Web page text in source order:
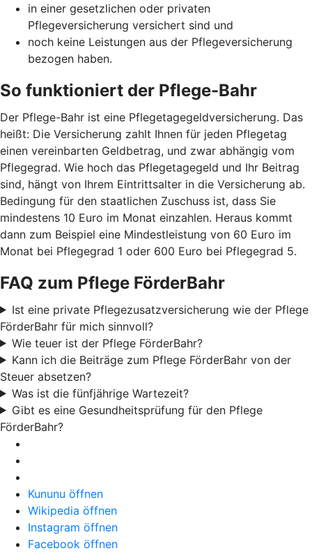
in einer gesetzlichen oder privaten
Pflegeversicherung versichert sind und
noch keine Leistungen aus der Pflegeversicherung
bezogen haben.
So funktioniert der Pflege-Bahr
Der Pflege-Bahr ist eine Pflegetagegeldversicherung. Das
heißt: Die Versicherung zahlt Ihnen für jeden Pflegetag
einen vereinbarten Geldbetrag, und zwar abhängig vom
Pflegegrad. Wie hoch das Pflegetagegeld und Ihr Beitrag
sind, hängt von Ihrem Eintrittsalter in die Versicherung ab.
Bedingung für den staatlichen Zuschuss ist, dass Sie
mindestens 10 Euro im Monat einzahlen. Heraus kommt
dann zum Beispiel eine Mindestleistung von 60 Euro im
Monat bei Pflegegrad 1 oder 600 Euro bei Pflegegrad 5.
FAQ zum Pflege FörderBahr
Ist eine private Pflegezusatzversicherung wie der Pflege
FörderBahr für mich sinnvoll?
Wie teuer ist der Pflege FörderBahr?
Kann ich die Beiträge zum Pflege FörderBahr von der
Steuer absetzen?
Was ist die fünfjährige Wartezeit?
Gibt es eine Gesundheitsprüfung für den Pflege
FörderBahr?
Kununu öffnen
Wikipedia öffnen
Instagram öffnen
Facebook öffnen